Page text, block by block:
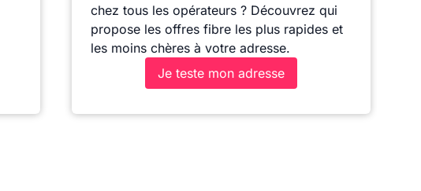
chez tous les opérateurs ? Découvrez qui
propose les offres fibre les plus rapides et
les moins chères à votre adresse.
Je teste mon adresse